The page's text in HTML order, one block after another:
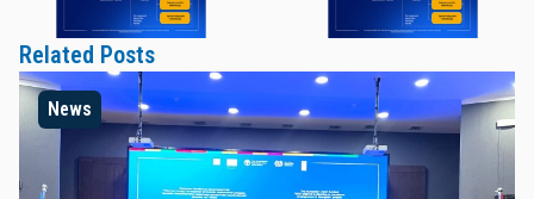
Related Posts
News